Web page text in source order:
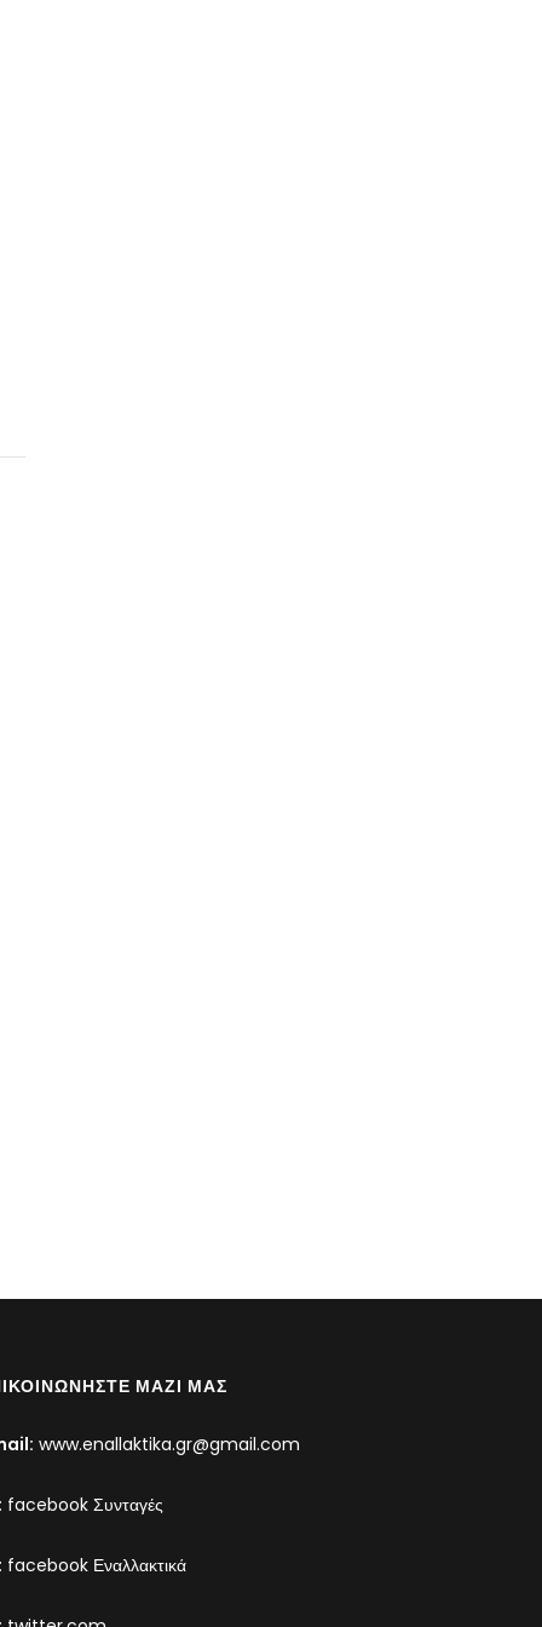
ΜΑΖΊ ΜΑΣ
www.enallaktika.gr@gmail.com
facebook Συνταγές
facebook Εναλλακτικά